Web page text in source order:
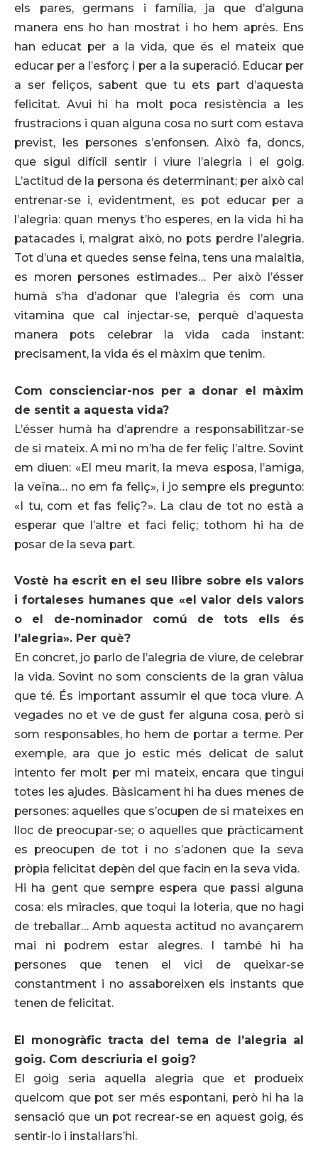
els pares, germans i família, ja que d’alguna
manera ens ho han mostrat i ho hem après. Ens
han educat per a la vida, que és el mateix que
educar per a l’esforç i per a la superació. Educar per
a ser feliços, sabent que tu ets part d’aquesta
felicitat. Avui hi ha molt poca resistència a les
frustracions i quan alguna cosa no surt com estava
previst, les persones s’enfonsen. Això fa, doncs,
que sigui difícil sentir i viure l’alegria i el goig.
L’actitud de la persona és determinant; per això cal
entrenar-se i, evidentment, es pot educar per a
l’alegria: quan menys t’ho esperes, en la vida hi ha
patacades i, malgrat això, no pots perdre l’alegria.
Tot d’una et quedes sense feina, tens una malaltia,
es moren persones estimades… Per això l’ésser
humà s’ha d’adonar que l’alegria és com una
vitamina que cal injectar-se, perquè d’aquesta
manera pots celebrar la vida cada instant:
precisament, la vida és el màxim que tenim.
Com conscienciar-nos per a donar el màxim
de sentit a aquesta vida?
L’ésser humà ha d’aprendre a responsabilitzar-se
de si mateix. A mi no m’ha de fer feliç l’altre. Sovint
em diuen: «El meu marit, la meva esposa, l’amiga,
la veïna… no em fa feliç», i jo sempre els pregunto:
«I tu, com et fas feliç?». La clau de tot no està a
esperar que l’altre et faci feliç; tothom hi ha de
posar de la seva part.
Vostè ha escrit en el seu llibre sobre els valors
i fortaleses humanes que «el valor dels valors
o el de-nominador comú de tots ells és
l’alegria». Per què?
En concret, jo parlo de l’alegria de viure, de celebrar
la vida. Sovint no som conscients de la gran vàlua
que té. És important assumir el que toca viure. A
vegades no et ve de gust fer alguna cosa, però si
som responsables, ho hem de portar a terme. Per
exemple, ara que jo estic més delicat de salut
intento fer molt per mi mateix, encara que tingui
totes les ajudes. Bàsicament hi ha dues menes de
persones: aquelles que s’ocupen de si mateixes en
lloc de preocupar-se; o aquelles que pràcticament
es preocupen de tot i no s’adonen que la seva
pròpia felicitat depèn del que facin en la seva vida.
Hi ha gent que sempre espera que passi alguna
cosa: els miracles, que toqui la loteria, que no hagi
de treballar… Amb aquesta actitud no avançarem
mai ni podrem estar alegres. I també hi ha
persones que tenen el vici de queixar-se
constantment i no assaboreixen els instants que
tenen de felicitat.
El monogràfic tracta del tema de l’alegria al
goig. Com descriuria el goig?
El goig seria aquella alegria que et produeix
quelcom que pot ser més espontani, però hi ha la
sensació que un pot recrear-se en aquest goig, és
sentir-lo i instal·lars’hi.